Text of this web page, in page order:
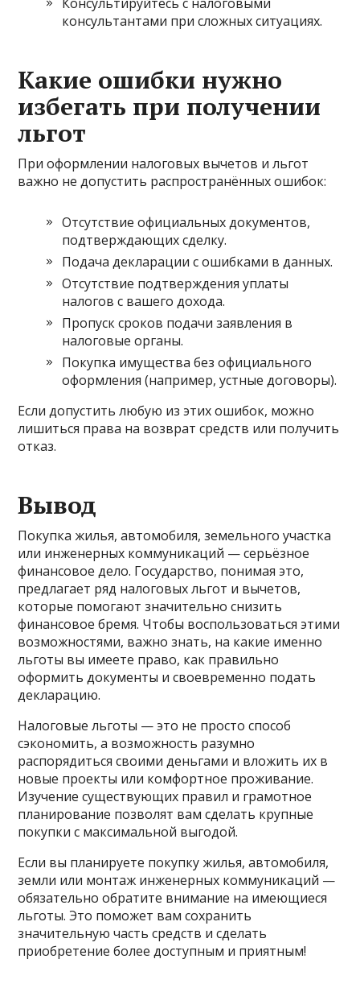
консультантами при сложных ситуациях.
Какие ошибки нужно
избегать при получении
льгот
При оформлении налоговых вычетов и льгот
важно не допустить распространённых ошибок:
Отсутствие официальных документов,
подтверждающих сделку.
Подача декларации с ошибками в данных.
Отсутствие подтверждения уплаты
налогов с вашего дохода.
Пропуск сроков подачи заявления в
налоговые органы.
Покупка имущества без официального
оформления (например, устные договоры).
Если допустить любую из этих ошибок, можно
лишиться права на возврат средств или получить
отказ.
Вывод
Покупка жилья, автомобиля, земельного участка
или инженерных коммуникаций — серьёзное
финансовое дело. Государство, понимая это,
предлагает ряд налоговых льгот и вычетов,
которые помогают значительно снизить
финансовое бремя. Чтобы воспользоваться этими
возможностями, важно знать, на какие именно
льготы вы имеете право, как правильно
оформить документы и своевременно подать
декларацию.
Налоговые льготы — это не просто способ
сэкономить, а возможность разумно
распорядиться своими деньгами и вложить их в
новые проекты или комфортное проживание.
Изучение существующих правил и грамотное
планирование позволят вам сделать крупные
покупки с максимальной выгодой.
Если вы планируете покупку жилья, автомобиля,
земли или монтаж инженерных коммуникаций —
обязательно обратите внимание на имеющиеся
льготы. Это поможет вам сохранить
значительную часть средств и сделать
приобретение более доступным и приятным!